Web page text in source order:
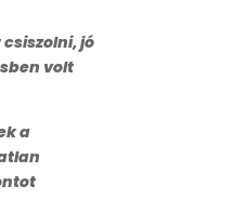
jó
volt
a